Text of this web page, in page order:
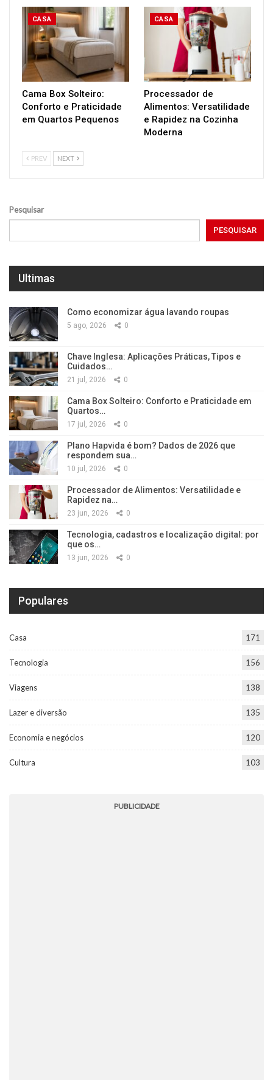
CASA
Cama Box Solteiro:
Conforto e Praticidade
em Quartos Pequenos
CASA
Processador de
Alimentos: Versatilidade
e Rapidez na Cozinha
Moderna
PREV NEXT
Pesquisar
PESQUISAR
Ultimas
Como economizar água lavando roupas
5 ago, 2026 0
Chave Inglesa: Aplicações Práticas, Tipos e
Cuidados…
21 jul, 2026 0
Cama Box Solteiro: Conforto e Praticidade em
Quartos…
17 jul, 2026 0
Plano Hapvida é bom? Dados de 2026 que
respondem sua…
10 jul, 2026 0
Processador de Alimentos: Versatilidade e
Rapidez na…
23 jun, 2026 0
Tecnologia, cadastros e localização digital: por
que os…
13 jun, 2026 0
Populares
Casa 171
Tecnologia 156
Viagens 138
Lazer e diversão 135
Economia e negócios 120
Cultura 103
PUBLICIDADE